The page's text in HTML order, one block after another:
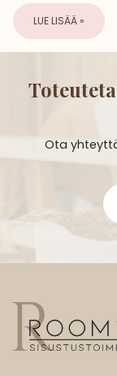
LUE LISÄÄ »
Ota